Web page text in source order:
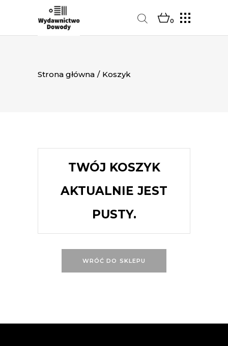
0
Strona główna / Koszyk
TWÓJ KOSZYK
AKTUALNIE JEST
PUSTY.
WRÓĆ DO SKLEPU